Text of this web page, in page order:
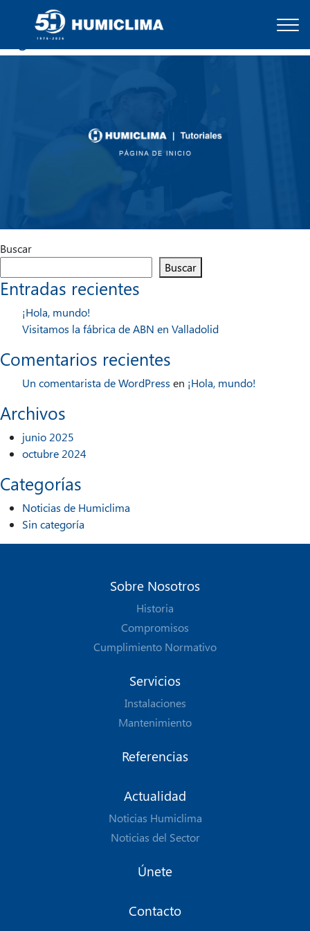
Tutoriales Humiclima
Página de inicio
Buscar
Buscar
Entradas recientes
¡Hola, mundo!
Visitamos la fábrica de ABN en Valladolid
Comentarios recientes
Un comentarista de WordPress en ¡Hola, mundo!
Archivos
junio 2025
octubre 2024
Categorías
Noticias de Humiclima
Sin categoría
Sobre Nosotros
Historia
Compromisos
Cumplimiento Normativo
Servicios
Instalaciones
Mantenimiento
Referencias
Actualidad
Noticias Humiclima
Noticias del Sector
Únete
Contacto